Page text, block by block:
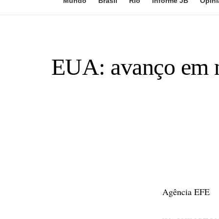
EUA: avanço em
Agência EFE